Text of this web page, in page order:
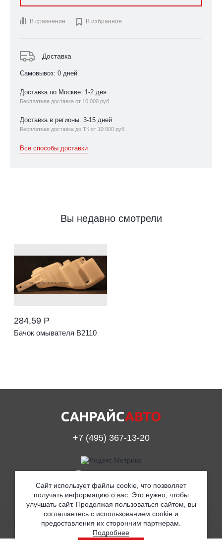
В сравнение  В избранное
Доставка
Самовывоз: 0 дней
Доставка по Москве: 1-2 дня
Бесплатная доставка от 10 000 руб.
Доставка в регионы: 3-15 дней
Бесплатная доставка до ТК от 10 000 руб.
Все способы доставки
Вы недавно смотрели
284,59 Р
Бачок омывателя В2110
+7 (495) 367-13-20
Принимаем к оплате
© ООО «Санрайс Авто» 2019
Согласие на обработку персональных данных
Политика в отношении обработки персональных данных
Сайт использует файлы cookie, что позволяет
получать информацию о вас. Это нужно, чтобы
улучшать сайт. Продолжая пользоваться сайтом, вы
соглашаетесь с использованием cookie и
предоставления их сторонним партнерам.
Подробнее